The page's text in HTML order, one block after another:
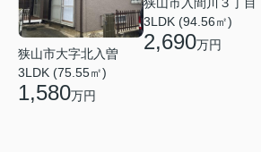
狭山市大字北入曽
3LDK (75.55㎡)
1,580万円
3LDK (94.56㎡)
2,690万円